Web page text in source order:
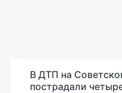
В ДТП на
пострадали